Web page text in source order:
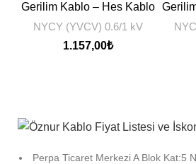
Gerilim Kablo – Hes Kablo
NYCY (YVCV) 0.6/1 kV
1.157,00₺
Perpa Ticaret Merkezi A Blok Kat:5